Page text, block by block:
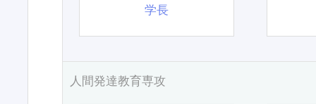
学長
人間発達教育専攻